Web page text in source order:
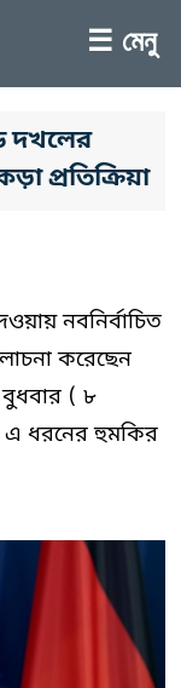
☰ মেনু
দখলের
প্রতিক্রিয়া
নবনির্বাচিত
করেছেন
বুধবার ( ৮
এ ধরনের হুমকির